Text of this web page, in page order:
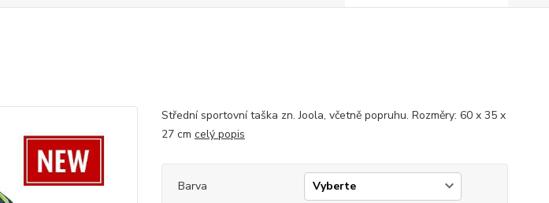
Střední sportovní taška zn. Joola, včetně popruhu. Rozměry: 60 x 35 x
27 cm celý popis
Barva